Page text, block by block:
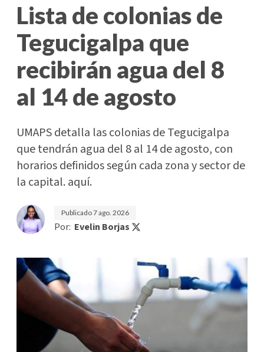
Lista de colonias de
Tegucigalpa que
recibirán agua del 8
al 14 de agosto
UMAPS detalla las colonias de Tegucigalpa
que tendrán agua del 8 al 14 de agosto, con
horarios definidos según cada zona y sector de
la capital. aquí.
Publicado7 ago. 2026
Por: Evelin Borjas